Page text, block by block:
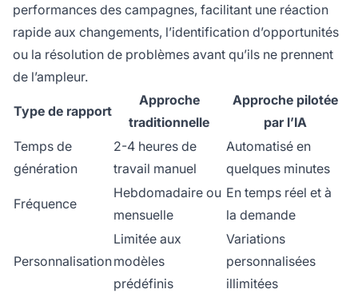
performances des campagnes, facilitant une réaction
rapide aux changements, l’identification d’opportunités
ou la résolution de problèmes avant qu’ils ne prennent
de l’ampleur.
Type de rapport
Approche
traditionnelle
Approche pilotée
par l’IA
Temps de
génération
2-4 heures de
travail manuel
Automatisé en
quelques minutes
Fréquence
Hebdomadaire ou
mensuelle
En temps réel et à
la demande
Personnalisation
Limitée aux
modèles
prédéfinis
Variations
personnalisées
illimitées